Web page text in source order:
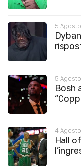
5
5
Bosh
4
Hall